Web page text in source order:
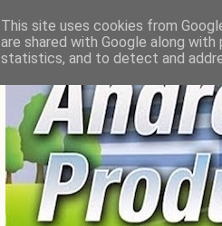
This site uses cookies from
are shared with Google along
statistics, and to detect and